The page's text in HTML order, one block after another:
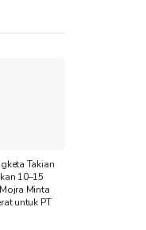
Takian
10–15
Minta
untuk PT